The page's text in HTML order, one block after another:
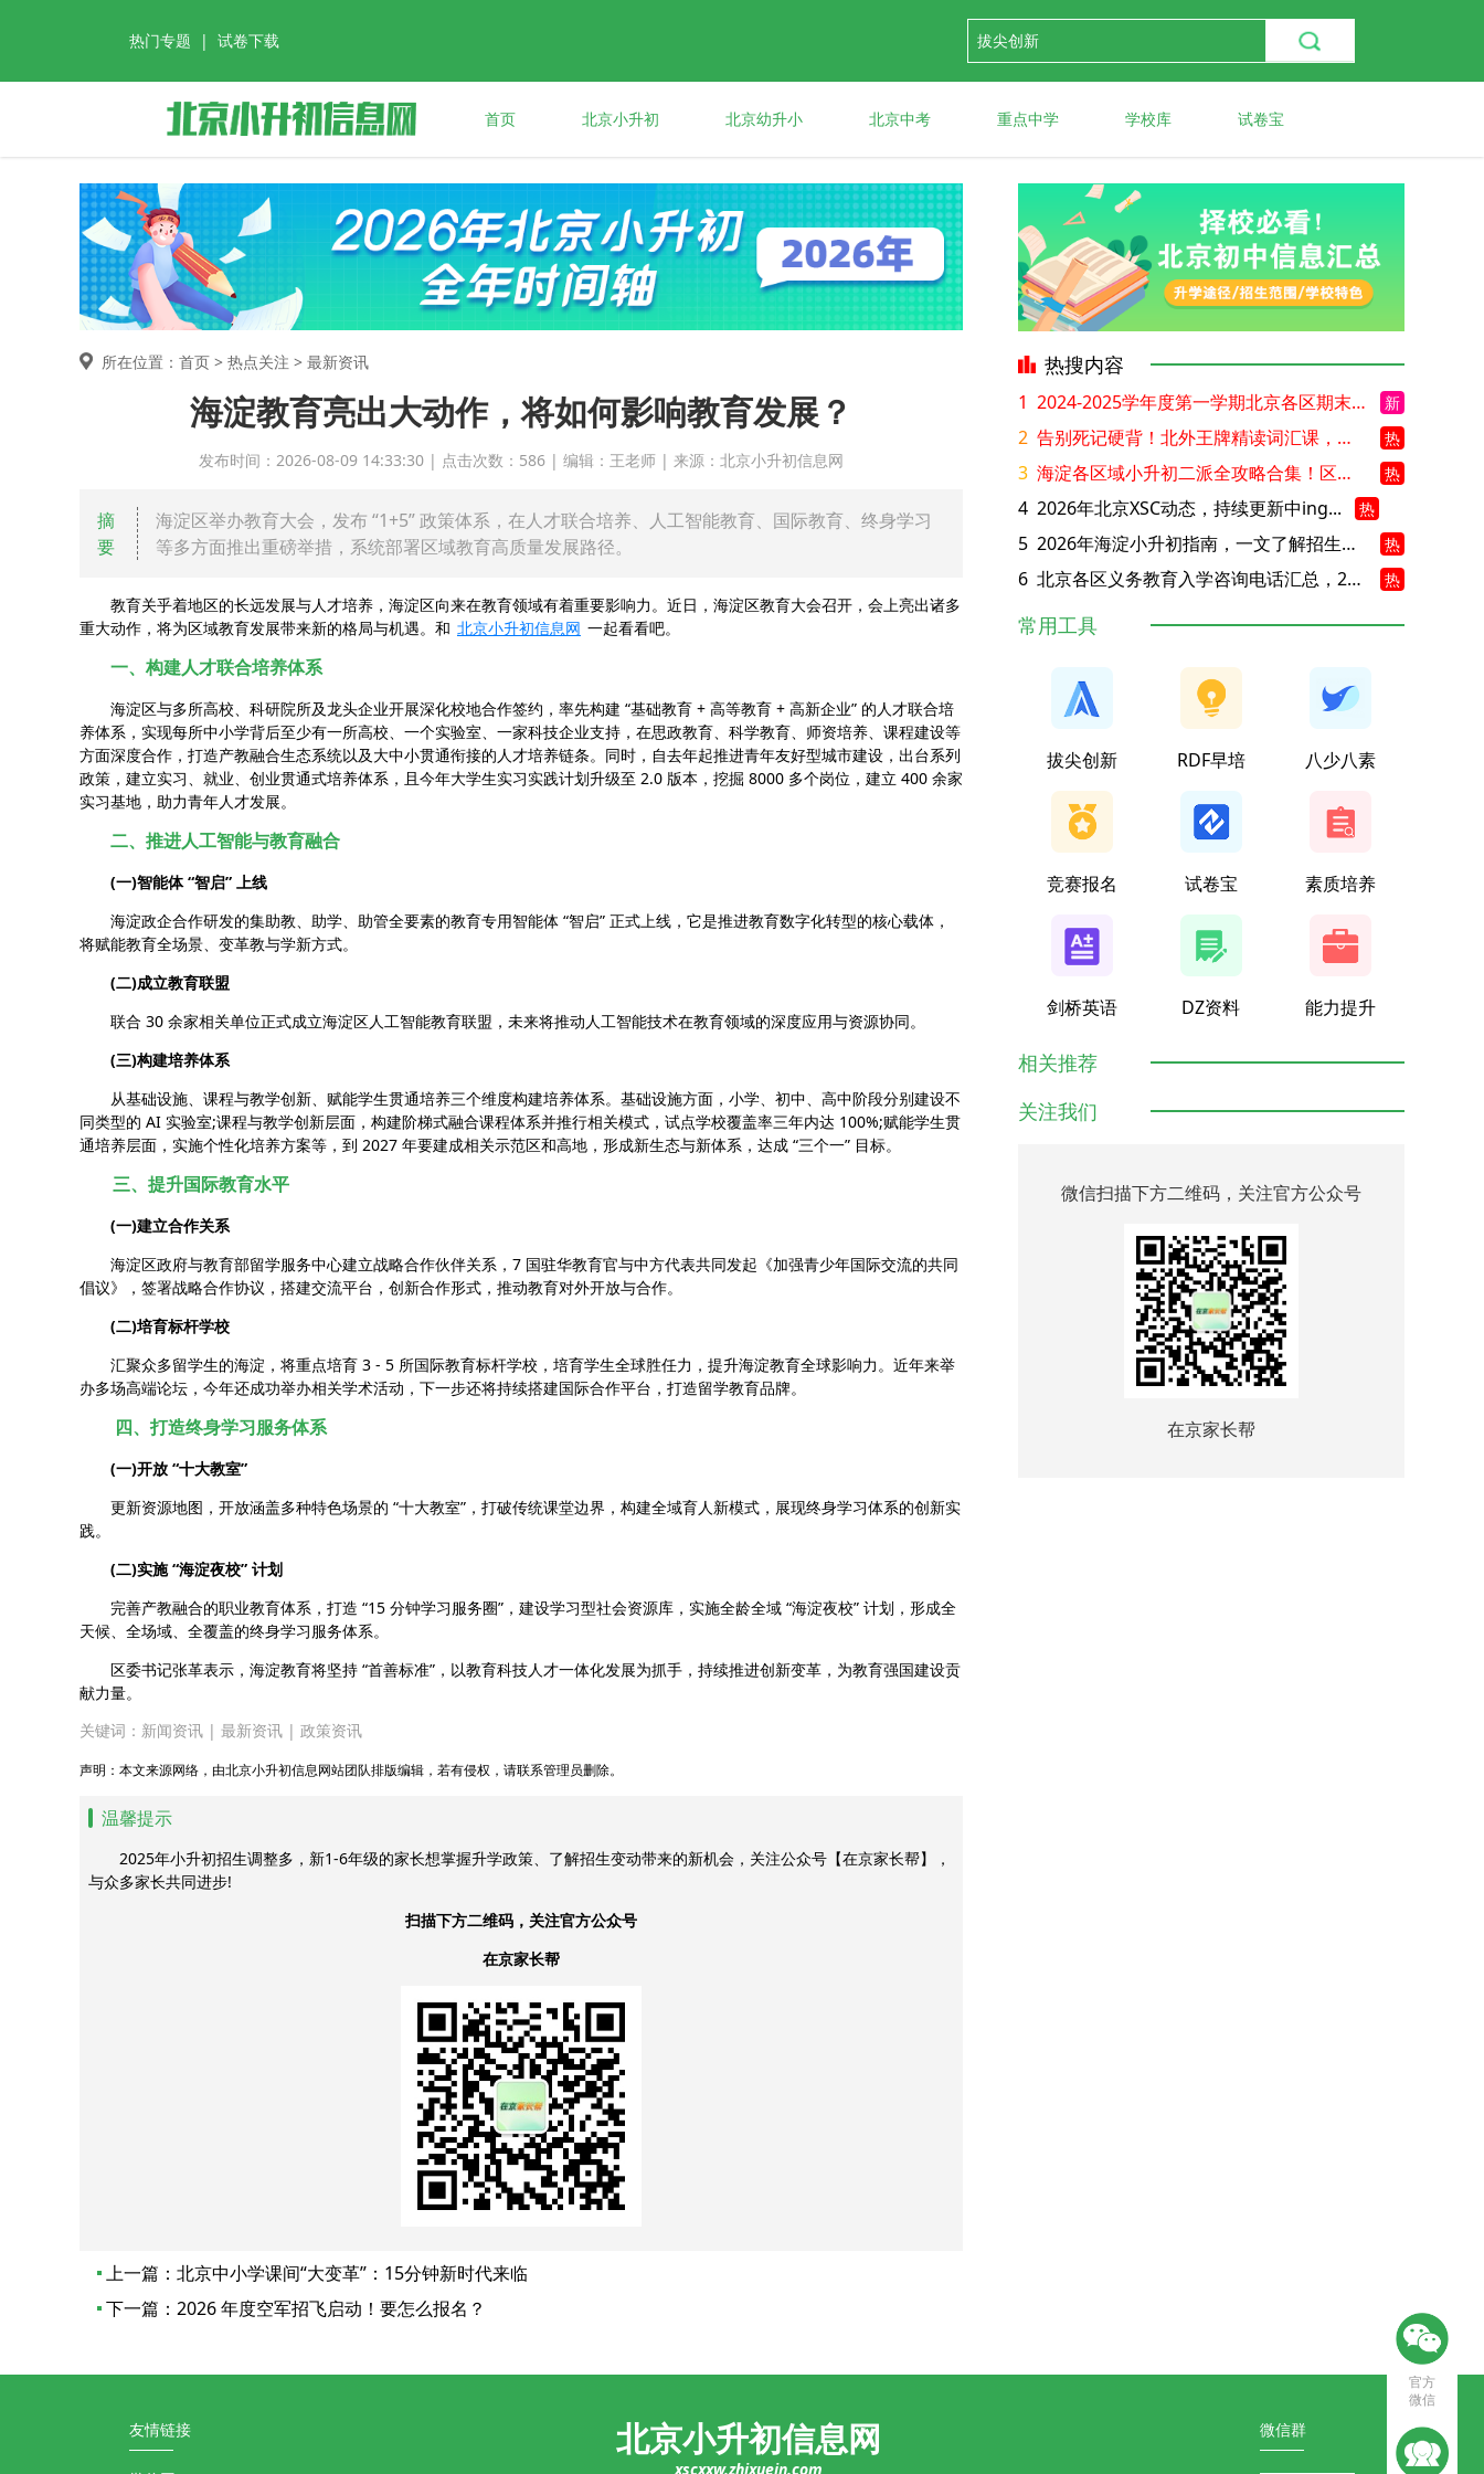
热门专题 | 试卷下载
首页 北京小升初 北京幼升小 北京中考 重点中学 学校库 试卷宝
所在位置：首页 > 热点关注 > 最新资讯
海淀教育亮出大动作，将如何影响教育发展？
发布时间：2026-08-09 14:33:30 | 点击次数：586 | 编辑：王老师 | 来源：北京小升初信息网
摘
要
海淀区举办教育大会，发布 “1+5” 政策体系，在人才联合培养、人工智能教育、国际教育、终身学习
等多方面推出重磅举措，系统部署区域教育高质量发展路径。
教育关乎着地区的长远发展与人才培养，海淀区向来在教育领域有着重要影响力。近日，海淀区教育大会召开，会上亮出诸多
重大动作，将为区域教育发展带来新的格局与机遇。和 北京小升初信息网 一起看看吧。
一、构建人才联合培养体系
海淀区与多所高校、科研院所及龙头企业开展深化校地合作签约，率先构建 “基础教育 + 高等教育 + 高新企业” 的人才联合培
养体系，实现每所中小学背后至少有一所高校、一个实验室、一家科技企业支持，在思政教育、科学教育、师资培养、课程建设等
方面深度合作，打造产教融合生态系统以及大中小贯通衔接的人才培养链条。同时，自去年起推进青年友好型城市建设，出台系列
政策，建立实习、就业、创业贯通式培养体系，且今年大学生实习实践计划升级至 2.0 版本，挖掘 8000 多个岗位，建立 400 余家
实习基地，助力青年人才发展。
二、推进人工智能与教育融合
(一)智能体 “智启” 上线
海淀政企合作研发的集助教、助学、助管全要素的教育专用智能体 “智启” 正式上线，它是推进教育数字化转型的核心载体，
将赋能教育全场景、变革教与学新方式。
(二)成立教育联盟
联合 30 余家相关单位正式成立海淀区人工智能教育联盟，未来将推动人工智能技术在教育领域的深度应用与资源协同。
(三)构建培养体系
从基础设施、课程与教学创新、赋能学生贯通培养三个维度构建培养体系。基础设施方面，小学、初中、高中阶段分别建设不
同类型的 AI 实验室;课程与教学创新层面，构建阶梯式融合课程体系并推行相关模式，试点学校覆盖率三年内达 100%;赋能学生贯
通培养层面，实施个性化培养方案等，到 2027 年要建成相关示范区和高地，形成新生态与新体系，达成 “三个一” 目标。
三、提升国际教育水平
(一)建立合作关系
海淀区政府与教育部留学服务中心建立战略合作伙伴关系，7 国驻华教育官与中方代表共同发起《加强青少年国际交流的共同
倡议》，签署战略合作协议，搭建交流平台，创新合作形式，推动教育对外开放与合作。
(二)培育标杆学校
汇聚众多留学生的海淀，将重点培育 3 - 5 所国际教育标杆学校，培育学生全球胜任力，提升海淀教育全球影响力。近年来举
办多场高端论坛，今年还成功举办相关学术活动，下一步还将持续搭建国际合作平台，打造留学教育品牌。
四、打造终身学习服务体系
(一)开放 “十大教室”
更新资源地图，开放涵盖多种特色场景的 “十大教室”，打破传统课堂边界，构建全域育人新模式，展现终身学习体系的创新实
践。
(二)实施 “海淀夜校” 计划
完善产教融合的职业教育体系，打造 “15 分钟学习服务圈”，建设学习型社会资源库，实施全龄全域 “海淀夜校” 计划，形成全
天候、全场域、全覆盖的终身学习服务体系。
区委书记张革表示，海淀教育将坚持 “首善标准”，以教育科技人才一体化发展为抓手，持续推进创新变革，为教育强国建设贡
献力量。
关键词： 新闻资讯 | 最新资讯 | 政策资讯
声明：本文来源网络，由北京小升初信息网站团队排版编辑，若有侵权，请联系管理员删除。
温馨提示
2025年小升初招生调整多，新1-6年级的家长想掌握升学政策、了解招生变动带来的新机会，关注公众号【在京家长帮】，
与众多家长共同进步!
扫描下方二维码，关注官方公众号
在京家长帮
上一篇： 北京中小学课间“大变革”：15分钟新时代来临
下一篇： 2026 年度空军招飞启动！要怎么报名？
热搜内容
1 2024-2025学年度第一学期北京各区期末考试真题试卷汇总 新
2 告别死记硬背！北外王牌精读词汇课，帮孩子突破英语词汇难关 热
3 海淀各区域小升初二派全攻略合集！区域一至五志愿填报、升学策略详解 热
4 2026年北京XSC动态，持续更新中ing... 热
5 2026年海淀小升初指南，一文了解招生政策要点 热
6 北京各区义务教育入学咨询电话汇总，25年小升初家长提前收藏 热
常用工具
拔尖创新 RDF早培 八少八素
竞赛报名 试卷宝 素质培养
剑桥英语 DZ资料 能力提升
相关推荐
关注我们
微信扫描下方二维码，关注官方公众号
在京家长帮
友情链接 北京小升初信息网
xscxxw.zhixuein.com
微信群
官方
微信